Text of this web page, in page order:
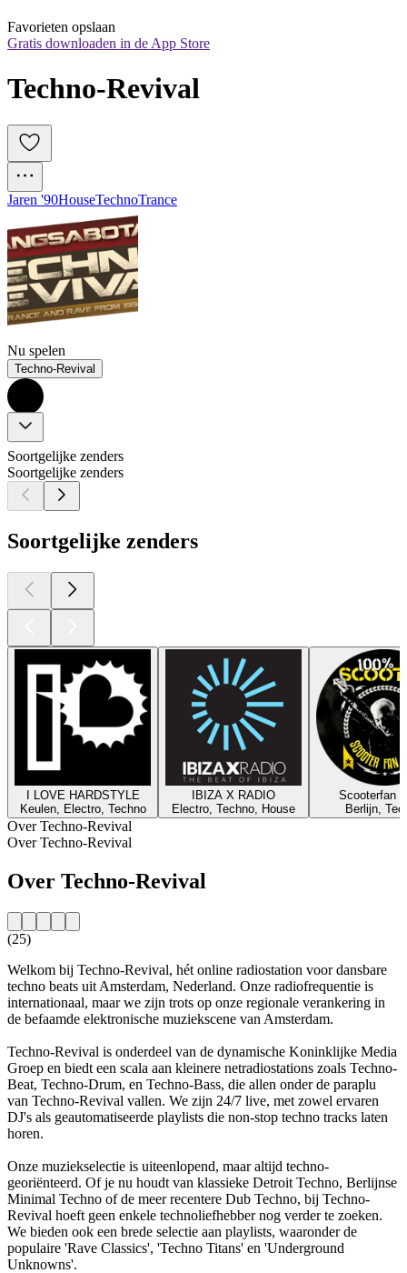
Favorieten opslaan
Gratis downloaden in de App Store
Techno-Revival
Jaren '90HouseTechnoTrance
Nu spelen
Techno-Revival
Soortgelijke zenders
Soortgelijke zenders
Soortgelijke zenders
I LOVE HARDSTYLE
Keulen, Electro, Techno
IBIZA X RADIO
Electro, Techno, House
Scooterfan
Berlijn,
Over Techno-Revival
Over Techno-Revival
Over Techno-Revival
(25)
Welkom bij Techno-Revival, hét online radiostation voor dansbare
techno beats uit Amsterdam, Nederland. Onze radiofrequentie is
internationaal, maar we zijn trots op onze regionale verankering in
de befaamde elektronische muziekscene van Amsterdam.
Techno-Revival is onderdeel van de dynamische Koninklijke Media
Groep en biedt een scala aan kleinere netradiostations zoals Techno-
Beat, Techno-Drum, en Techno-Bass, die allen onder de paraplu
van Techno-Revival vallen. We zijn 24/7 live, met zowel ervaren
DJ's als geautomatiseerde playlists die non-stop techno tracks laten
horen.
Onze muziekselectie is uiteenlopend, maar altijd techno-
georiënteerd. Of je nu houdt van klassieke Detroit Techno, Berlijnse
Minimal Techno of de meer recentere Dub Techno, bij Techno-
Revival hoeft geen enkele technoliefhebber nog verder te zoeken.
We bieden ook een brede selectie aan playlists, waaronder de
populaire 'Rave Classics', 'Techno Titans' en 'Underground
Unknowns'.